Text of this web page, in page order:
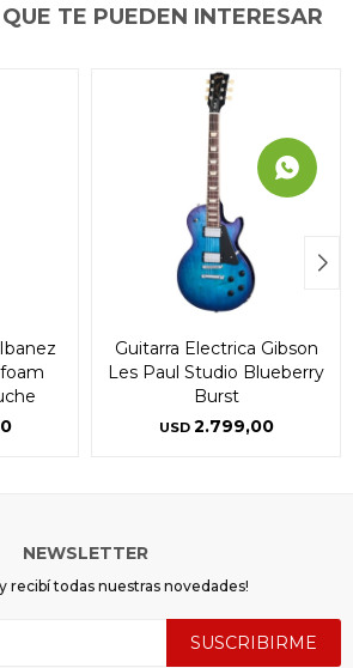
TE PUEDEN INTERESAR
Guitarra Electrica Gibson
Les Paul Studio Blueberry
Burst
USD 2.799,00
NEWSLETTER
recibí todas nuestras novedades!
SUSCRIBIRME